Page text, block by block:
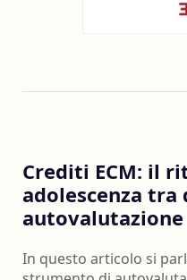
Crediti ECM: il
adolescenza tra
autovalutazione
In questo articolo si